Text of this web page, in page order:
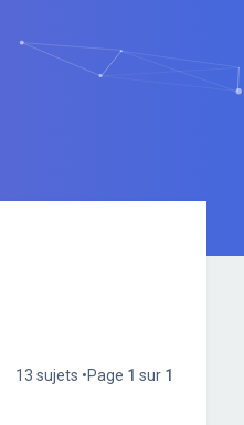
13 sujets •Page 1 sur 1